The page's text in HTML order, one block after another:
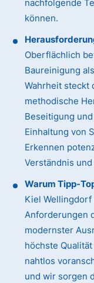
nachfolgende
können.
Oberflächlich
Baureinigung
Wahrheit steckt
methodische
Beseitigung
Einhaltung von
Erkennen
Verständnis
Warum Tipp-
Kiel
Anforderungen
modernster
höchste
nahtlos
und wir sorgen